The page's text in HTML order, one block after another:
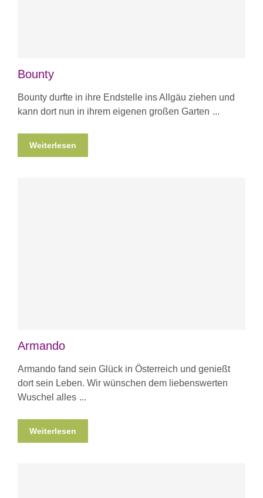
Bounty
Bounty durfte in ihre Endstelle ins Allgäu ziehen und
kann dort nun in ihrem eigenen großen Garten
Weiterlesen
Armando
Armando fand sein Glück in Österreich und genießt
dort sein Leben. Wir wünschen dem liebenswerten
Wuschel alles
Weiterlesen